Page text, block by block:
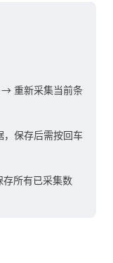
→ 重新采集当前条
保存后需按回车
所有已采集数